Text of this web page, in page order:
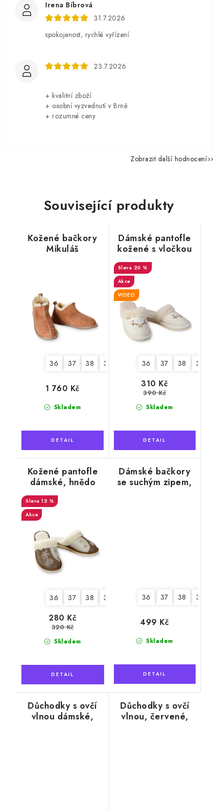
Irena Bíbrová
31.7.2026
spokojenost, rychlé vyřízení
23.7.2026
+ kvalitní zboží
+ osobní vyzvednutí v Brně
+ rozumné ceny
Zobrazit další hodnocení
Související produkty
Kožené bačkory
Mikuláš
36 37 38 39 41 42 43 44
Skladem
1 760 Kč
Dámské pantofle
kožené s vločkou
20 %
Akce
VIDEO
36 37 38 39
Skladem
310 Kč
390 Kč
Kožené pantofle
dámské, hnědo
bílé se sněhovou
vločkou
12 %
Akce
36 37 38 39 41
Skladem
280 Kč
320 Kč
Dámské bačkory
se suchým zipem,
36 37 38 39
Skladem
499 Kč
Důchodky s ovčí
vlnou dámské,
Důchodky s ovčí
vlnou, červené,